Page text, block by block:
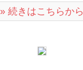
» 続きはこちらから